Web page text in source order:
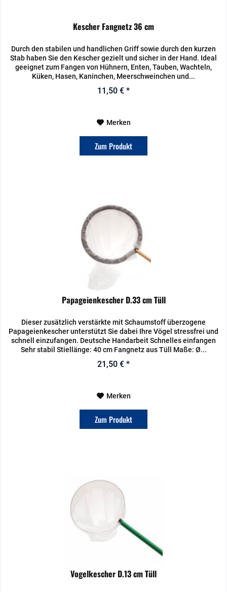
Kescher Fangnetz 36 cm
Durch den stabilen und handlichen Griff sowie durch den kurzen
Stab haben Sie den Kescher gezielt und sicher in der Hand. Ideal
geeignet zum Fangen von Hühnern, Enten, Tauben, Wachteln,
Küken, Hasen, Kaninchen, Meerschweinchen und...
11,50 € *
Merken
Zum Produkt
Papageienkescher D.33 cm Tüll
Dieser zusätzlich verstärkte mit Schaumstoff überzogene
Papageienkescher unterstützt Sie dabei Ihre Vögel stressfrei und
schnell einzufangen. Deutsche Handarbeit Schnelles einfangen
Sehr stabil Stiellänge: 40 cm Fangnetz aus Tüll Maße: Ø...
21,50 € *
Merken
Zum Produkt
Vogelkescher D.13 cm Tüll